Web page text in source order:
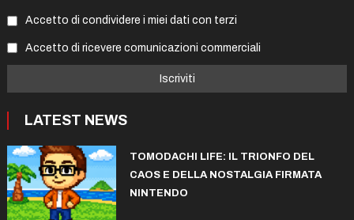
Accetto di condividere i miei dati con terzi
Accetto di ricevere comunicazioni commerciali
LATEST NEWS
TOMODACHI LIFE: IL TRIONFO DEL
CAOS E DELLA NOSTALGIA FIRMATA
NINTENDO